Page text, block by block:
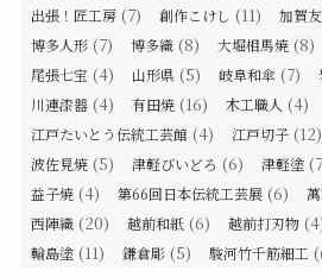
出張！匠工房 (7) 創作こけし (11) 加賀
博多人形 (7) 博多織 (8) 大堀相馬焼 (8)
尾張七宝 (4) 山形県 (5) 岐阜和傘 (7)
川連漆器 (4) 有田焼 (16) 木工職人 (4)
江戸たいとう伝統工芸館 (4) 江戸切子 (12)
波佐見焼 (5) 津軽びいどろ (6) 津軽塗
益子焼 (4) 第66回日本伝統工芸展 (6)
西陣織 (20) 越前和紙 (6) 越前打刃物
輪島塗 (11) 鎌倉彫 (5) 駿河竹千筋細工